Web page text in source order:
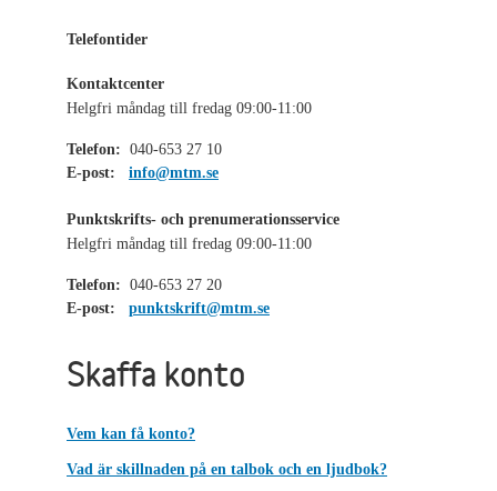
Telefontider
Kontaktcenter
Helgfri måndag till fredag 09:00-11:00
Telefon: 040-653 27 10
E-post:
info@mtm.se
Punktskrifts- och prenumerationsservice
Helgfri måndag till fredag 09:00-11:00
Telefon: 040-653 27 20
E-post:
punktskrift@mtm.se
Skaffa konto
Vem kan få konto?
Vad är skillnaden på en talbok och en ljudbok?